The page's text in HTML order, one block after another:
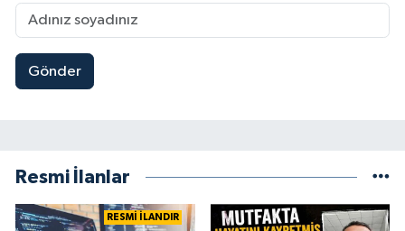
Gönder
Resmi İlanlar
RESMİ İLANDIR